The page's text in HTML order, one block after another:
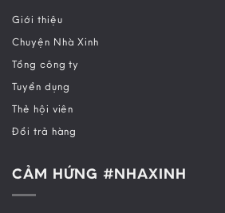
Giới thiệu
Chuyện Nhà Xinh
Tổng công ty
Tuyển dụng
Thẻ hội viên
Đổi trả hàng
CẢM HỨNG #NHAXINH